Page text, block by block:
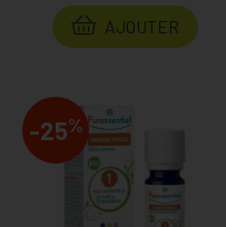
AJOUTER
-25%